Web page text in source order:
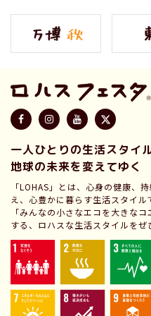
一人ひとりの生活スタイ
地球の未来を変えてゆく
「LOHAS」とは、心身の健康、
え、心豊かに暮らす生活スタイル
「みんなの小さなエコを大きな
する、ロハスな生活スタイルをぜ